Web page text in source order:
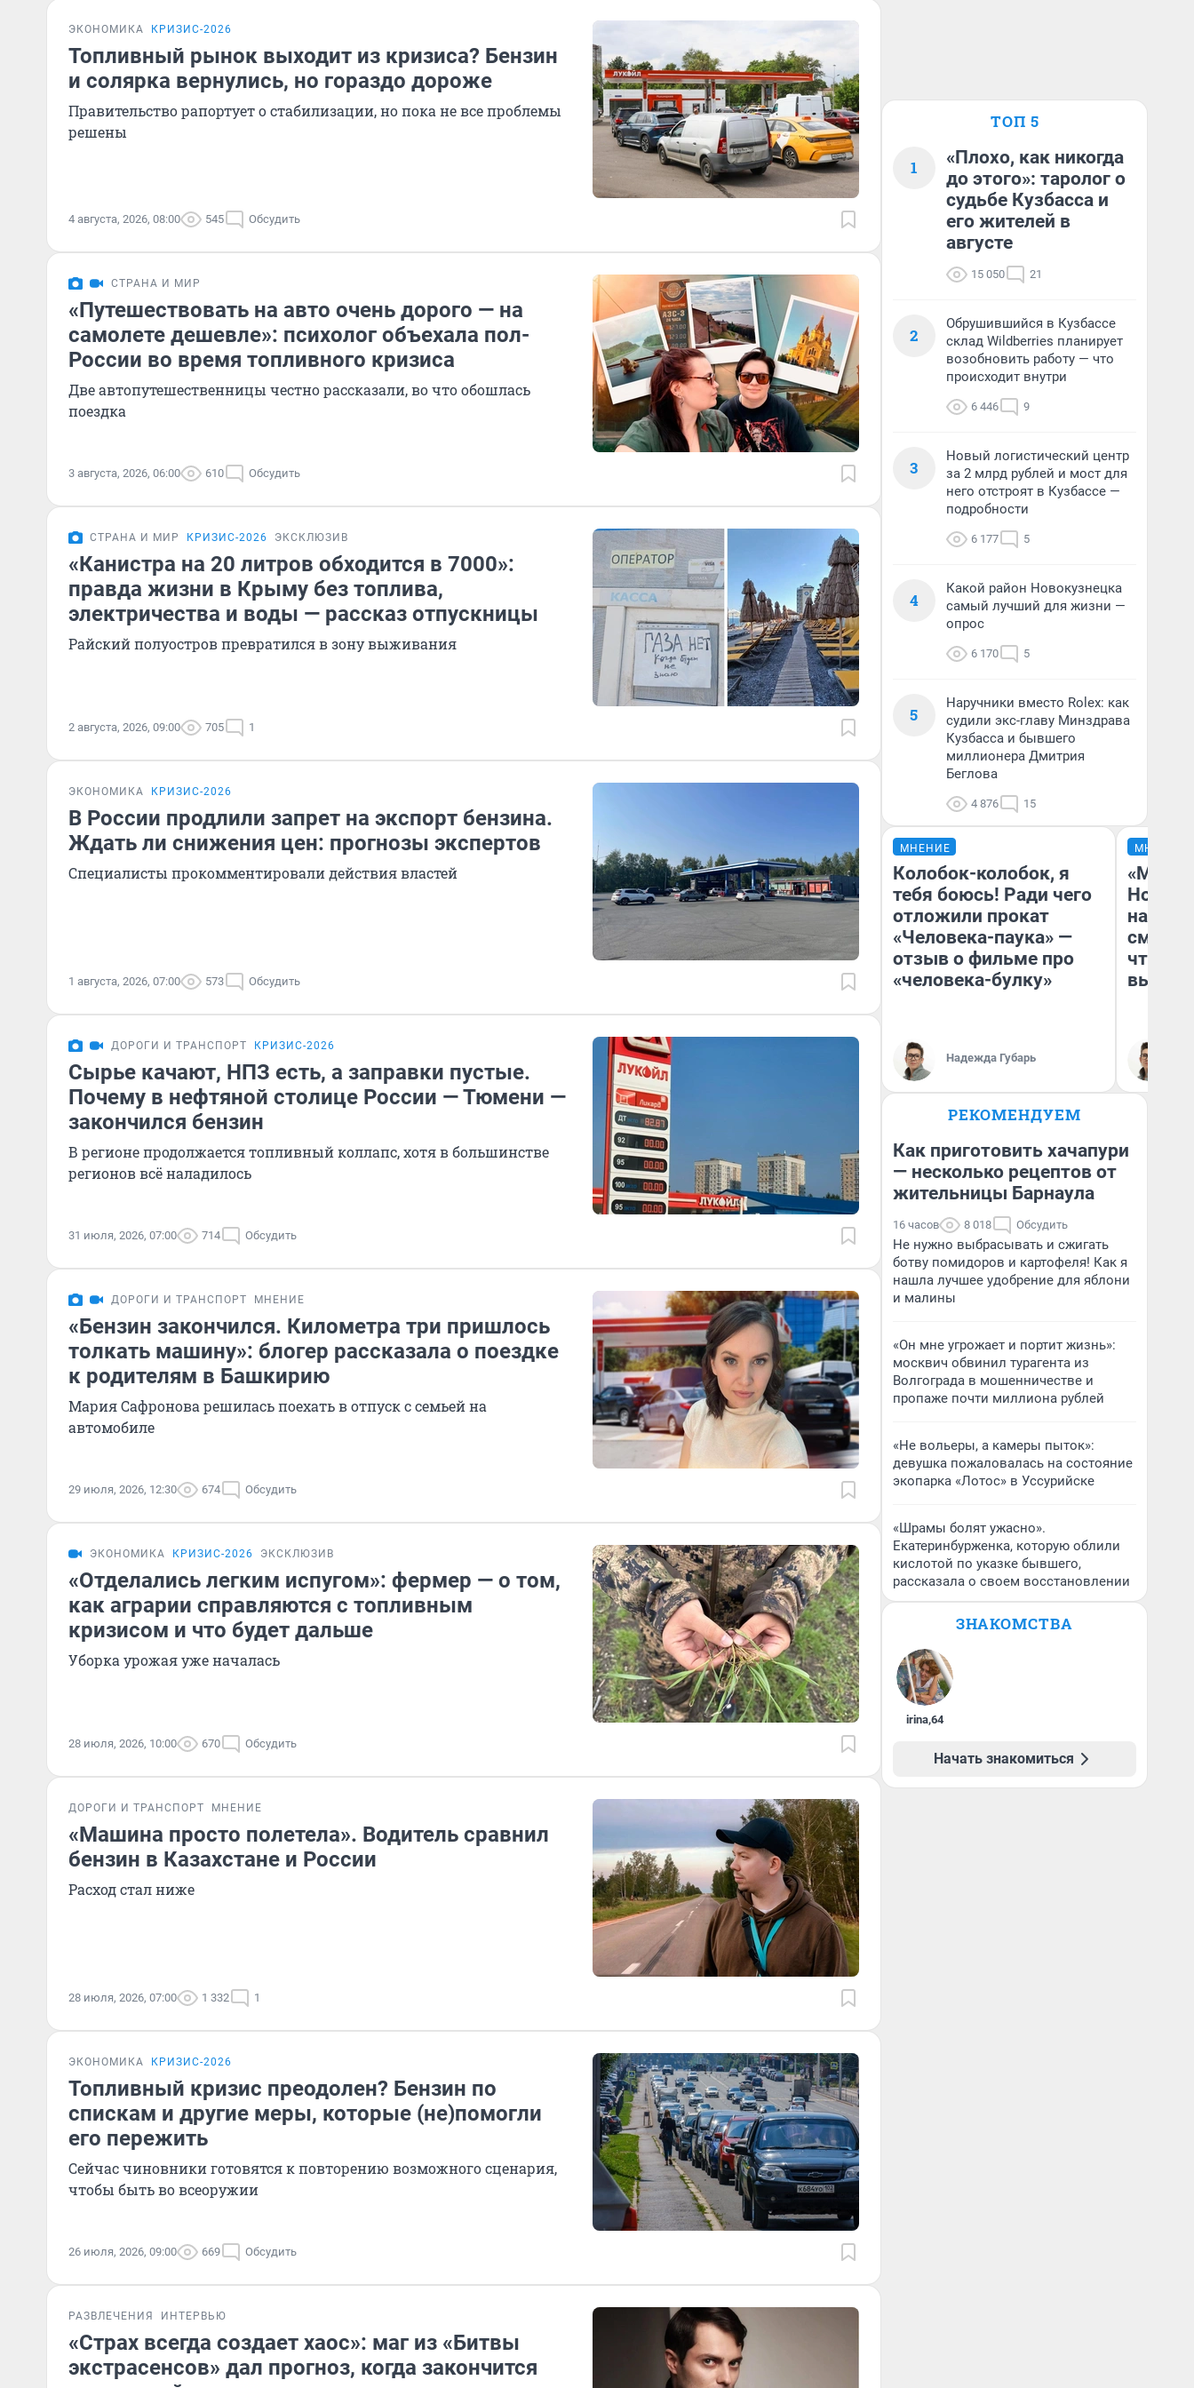
ЭКОНОМИКА КРИЗИС-2026
Топливный рынок выходит из кризиса? Бензин
и солярка вернулись, но гораздо дороже
Правительство рапортует о стабилизации, но пока не все проблемы
решены
4 августа, 2026, 08:00 545 Обсудить
СТРАНА И МИР
«Путешествовать на авто очень дорого — на
самолете дешевле»: психолог объехала пол-
России во время топливного кризиса
Две автопутешественницы честно рассказали, во что обошлась
поездка
3 августа, 2026, 06:00 610 Обсудить
СТРАНА И МИР КРИЗИС-2026 ЭКСКЛЮЗИВ
«Канистра на 20 литров обходится в 7000»:
правда жизни в Крыму без топлива,
электричества и воды — рассказ отпускницы
Райский полуостров превратился в зону выживания
2 августа, 2026, 09:00 705 1
ЭКОНОМИКА КРИЗИС-2026
В России продлили запрет на экспорт бензина.
Ждать ли снижения цен: прогнозы экспертов
Специалисты прокомментировали действия властей
1 августа, 2026, 07:00 573 Обсудить
ДОРОГИ И ТРАНСПОРТ КРИЗИС-2026
Сырье качают, НПЗ есть, а заправки пустые.
Почему в нефтяной столице России — Тюмени —
закончился бензин
В регионе продолжается топливный коллапс, хотя в большинстве
регионов всё наладилось
31 июля, 2026, 07:00 714 Обсудить
ДОРОГИ И ТРАНСПОРТ МНЕНИЕ
«Бензин закончился. Километра три пришлось
толкать машину»: блогер рассказала о поездке
к родителям в Башкирию
Мария Сафронова решилась поехать в отпуск с семьей на
автомобиле
29 июля, 2026, 12:30 674 Обсудить
ЭКОНОМИКА КРИЗИС-2026 ЭКСКЛЮЗИВ
«Отделались легким испугом»: фермер — о том,
как аграрии справляются с топливным
кризисом и что будет дальше
Уборка урожая уже началась
28 июля, 2026, 10:00 670 Обсудить
ДОРОГИ И ТРАНСПОРТ МНЕНИЕ
«Машина просто полетела». Водитель сравнил
бензин в Казахстане и России
Расход стал ниже
28 июля, 2026, 07:00 1 332 1
ЭКОНОМИКА КРИЗИС-2026
Топливный кризис преодолен? Бензин по
спискам и другие меры, которые (не)помогли
его пережить
Сейчас чиновники готовятся к повторению возможного сценария,
чтобы быть во всеоружии
26 июля, 2026, 09:00 669 Обсудить
РАЗВЛЕЧЕНИЯ ИНТЕРВЬЮ
«Страх всегда создает хаос»: маг из «Битвы
экстрасенсов» дал прогноз, когда закончится
ТОП 5
1
«Плохо, как никогда
до этого»: таролог о
судьбе Кузбасса и
его жителей в
августе
15 050 21
2
Обрушившийся в Кузбассе
склад Wildberries планирует
возобновить работу — что
происходит внутри
6 446 9
3
Новый логистический центр
за 2 млрд рублей и мост для
него отстроят в Кузбассе —
подробности
6 177 5
4
Какой район Новокузнецка
самый лучший для жизни —
опрос
6 170 5
5
Наручники вместо Rolex: как
судили экс-главу Минздрава
Кузбасса и бывшего
миллионера Дмитрия
Беглова
4 876 15
МНЕНИЕ
Колобок-колобок, я
тебя боюсь! Ради чего
отложили прокат
«Человека-паука» —
отзыв о фильме про
«человека-булку»
Надежда Губарь
МНЕНИЕ
«Мы
чтобы
РЕКОМЕНДУЕМ
Как приготовить хачапури
— несколько рецептов от
жительницы Барнаула
16 часов 8 018 Обсудить
Не нужно выбрасывать и сжигать
ботву помидоров и картофеля! Как я
нашла лучшее удобрение для яблони
и малины
«Он мне угрожает и портит жизнь»:
москвич обвинил турагента из
Волгограда в мошенничестве и
пропаже почти миллиона рублей
«Не вольеры, а камеры пыток»:
девушка пожаловалась на состояние
экопарка «Лотос» в Уссурийске
«Шрамы болят ужасно».
Екатеринбурженка, которую облили
кислотой по указке бывшего,
рассказала о своем восстановлении
ЗНАКОМСТВА
irina,64
Начать знакомиться